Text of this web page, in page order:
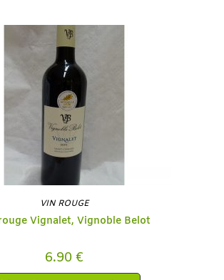
VIN ROUGE
Vignalet, Vignoble Belot
6.90 €